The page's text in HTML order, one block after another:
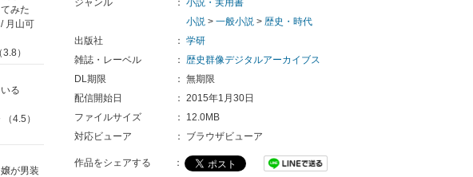
みた
/ 月山可
（3.8）
る
（4.5）
が男装
ジャンル ： 小説・実用書
小説 > 一般小説 > 歴史・時代
出版社
： 学研
雑誌・レーベル
： 歴史群像デジタルアーカイブス
DL期限
： 無期限
配信開始日
： 2015年1月30日
ファイルサイズ
：
12.0MB
対応ビューア
： ブラウザビューア
作品をシェアする ：